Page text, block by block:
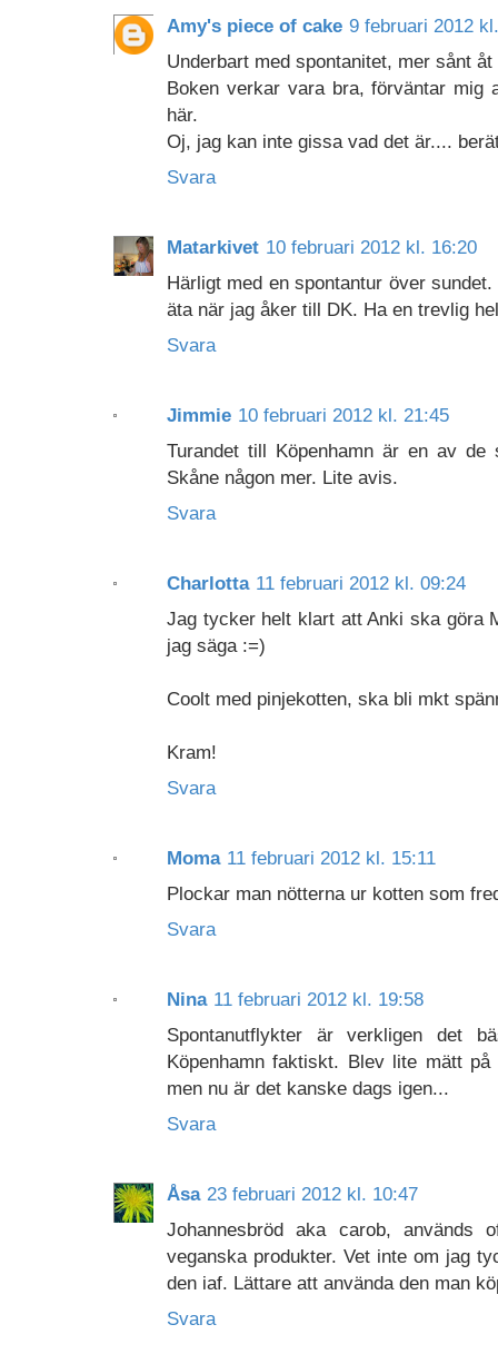
Amy's piece of cake 9 februari 2012
Underbart med spontanitet, mer sånt
Boken verkar vara bra, förväntar mig
här.
Oj, jag kan inte gissa vad det är....
Svara
Matarkivet 10 februari 2012 kl. 16:20
Härligt med en spontantur över
äta när jag åker till DK. Ha en trevlig
Svara
Jimmie 10 februari 2012 kl. 21:45
Turandet till Köpenhamn är en av
Skåne någon mer. Lite avis.
Svara
Charlotta 11 februari 2012 kl. 09:24
Jag tycker helt klart att Anki ska göra
jag säga :=)
Coolt med pinjekotten, ska bli mkt
Kram!
Svara
Moma 11 februari 2012 kl. 15:11
Plockar man nötterna ur kotten som
Svara
Nina 11 februari 2012 kl. 19:58
Spontanutflykter är verkligen det
Köpenhamn faktiskt. Blev lite mätt
men nu är det kanske dags igen...
Svara
Åsa 23 februari 2012 kl. 10:47
Johannesbröd aka carob, används
veganska produkter. Vet inte om jag
den iaf. Lättare att använda den man
Svara